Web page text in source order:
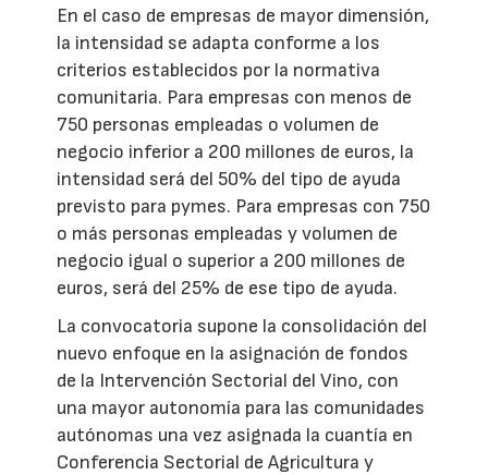
En el caso de empresas de mayor dimensión,
la intensidad se adapta conforme a los
criterios establecidos por la normativa
comunitaria. Para empresas con menos de
750 personas empleadas o volumen de
negocio inferior a 200 millones de euros, la
intensidad será del 50% del tipo de ayuda
previsto para pymes. Para empresas con 750
o más personas empleadas y volumen de
negocio igual o superior a 200 millones de
euros, será del 25% de ese tipo de ayuda.
La convocatoria supone la consolidación del
nuevo enfoque en la asignación de fondos
de la Intervención Sectorial del Vino, con
una mayor autonomía para las comunidades
autónomas una vez asignada la cuantía en
Conferencia Sectorial de Agricultura y